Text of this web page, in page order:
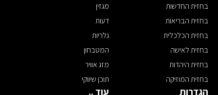
בחזית החדשות
בחזית הבריאות
בחזית הכלכלית
בחזית לאישה
בחזית היהדות
בחזית המוזיקה
מגזין
דעות
גלריות
המטבחון
מזג אוויר
תוכן שיווקי
הגדרות עוד ..